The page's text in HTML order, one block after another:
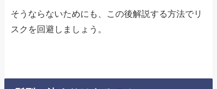
そうならないためにも、この後解説する方法でリ
スクを回避しましょう。